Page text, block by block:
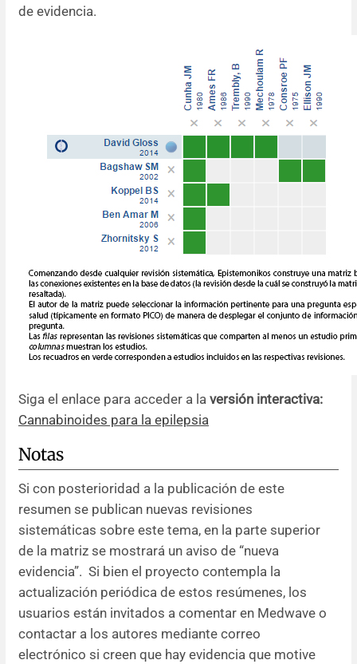
de evidencia.
Siga el enlace para acceder a la versión interactiva:
Cannabinoides para la epilepsia
Notas
Si con posterioridad a la publicación de este
resumen se publican nuevas revisiones
sistemáticas sobre este tema, en la parte superior
de la matriz se mostrará un aviso de “nueva
evidencia”. Si bien el proyecto contempla la
actualización periódica de estos resúmenes, los
usuarios están invitados a comentar en Medwave o
contactar a los autores mediante correo
electrónico si creen que hay evidencia que motive